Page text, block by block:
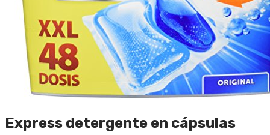
Express detergente en cápsulas